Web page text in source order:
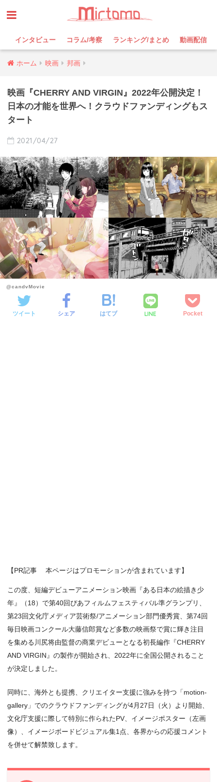
インタビュー コラム/考察 ランキング/まとめ 動画配信
ホーム 映画 邦画
映画『CHERRY AND VIRGIN』2022年公開決定！
日本の才能を世界へ！クラウドファンディングもス
タート
2021/04/27
@candvMovie
ツイート シェア はてブ LINE Pocket
【PR記事 本ページはプロモーションが含まれています】
この度、短編デビューアニメーション映画『ある⽇本の絵描き少
年』（18）で第40回ぴあフィルムフェスティバル準グランプリ、
第23回⽂化庁メディア芸術祭/アニメーション部⾨優秀賞、第74回
毎⽇映画コンクール⼤藤信郎賞など多数の映画祭で賞に輝き注⽬
を集める川尻将由監督の商業デビューとなる初⻑編作『CHERRY
AND VIRGIN』の製作が開始され、2022年に全国公開されること
が決定しました。
同時に、海外とも提携、クリエイター⽀援に強みを持つ「motion-
gallery」でのクラウドファンディングが4⽉27⽇（⽕）より開始、
⽂化庁⽀援に際して特別に作られたPV、イメージポスター（左画
像）、イメージボードビジュアル集1点、各界からの応援コメント
を併せて解禁致します。